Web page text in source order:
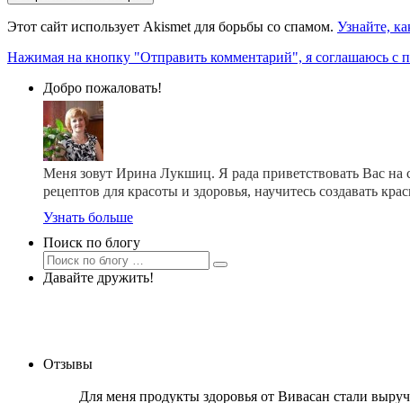
Этот сайт использует Akismet для борьбы со спамом. Узнайте,
Нажимая на кнопку "Отправить комментарий", я соглашаюсь с
Добро пожаловать!
Меня зовут Ирина Лукшиц. Я рада приветствовать Вас на
рецептов для красоты и здоровья, научитесь
Узнать больше
Поиск по блогу
Давайте дружить!
Отзывы
Для меня продукты здоровья от Вивасан стали